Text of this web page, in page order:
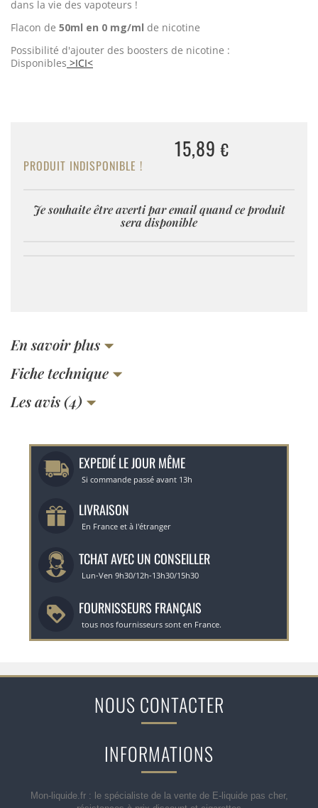
dans la vie des vapoteurs !
Flacon de 50ml en 0 mg/ml de nicotine
Possibilité d'ajouter des boosters de nicotine :
Disponibles >ICI<
PRODUIT INDISPONIBLE !
15,89€
Je souhaite être averti par email quand ce produit
sera disponible
En savoir plus
Fiche technique
Les avis (4)
EXPEDIÉ LE JOUR MÊME
Si commande passé avant 13h
LIVRAISON
En France et à l'étranger
TCHAT AVEC UN CONSEILLER
Lun-Ven 9h30/12h-13h30/15h30
FOURNISSEURS FRANÇAIS
tous nos fournisseurs sont en France.
NOUS CONTACTER
INFORMATIONS
Mon-liquide.fr : le spécialiste de la vente de E-liquide pas cher,